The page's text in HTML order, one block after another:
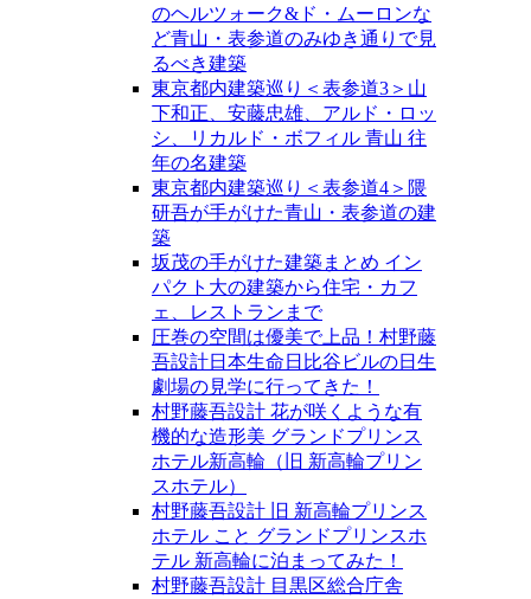
のヘルツォーク&ド・ムーロンな
ど青山・表参道のみゆき通りで見
るべき建築
東京都内建築巡り＜表参道3＞山
下和正、安藤忠雄、アルド・ロッ
シ、リカルド・ボフィル 青山 往
年の名建築
東京都内建築巡り＜表参道4＞隈
研吾が手がけた青山・表参道の建
築
坂茂の手がけた建築まとめ イン
パクト大の建築から住宅・カフ
ェ、レストランまで
圧巻の空間は優美で上品！村野藤
吾設計日本生命日比谷ビルの日生
劇場の見学に行ってきた！
村野藤吾設計 花が咲くような有
機的な造形美 グランドプリンス
ホテル新高輪（旧 新高輪プリン
スホテル）
村野藤吾設計 旧 新高輪プリンス
ホテル こと グランドプリンスホ
テル 新高輪に泊まってみた！
村野藤吾設計 目黒区総合庁舎